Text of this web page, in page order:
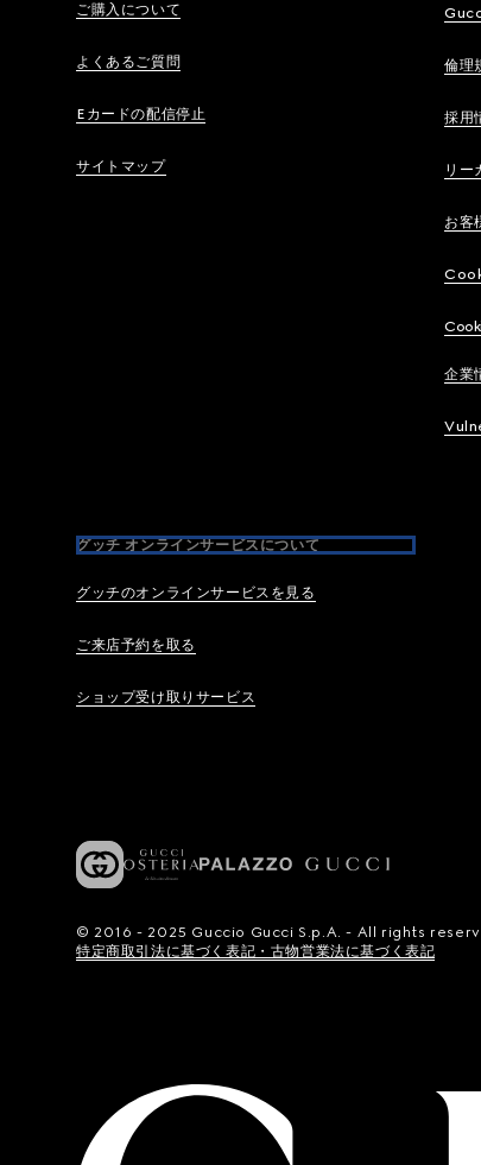
ご購入について
よくあるご質問
Eカードの配信停止
サイトマップ
倫理
採用
リー
お客
企業
グッチ オンラインサービスについて
グッチのオンラインサービスを見る
ご来店予約を取る
ショップ受け取りサービス
© 2016 - 2025 Guccio Gucci S.p.A. - All rights
特定商取引法に基づく表記・古物営業法に基づく表記